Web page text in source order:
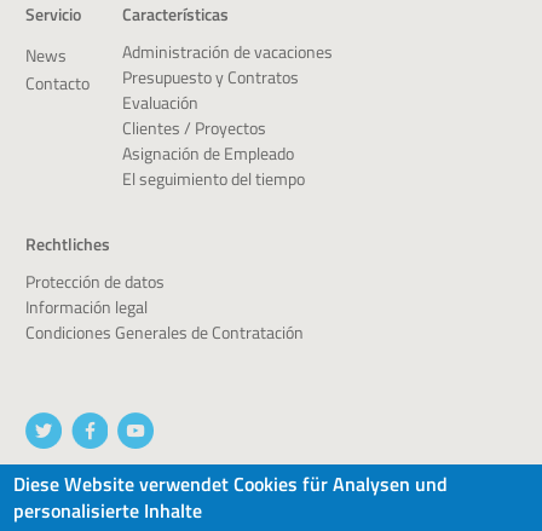
Servicio
News
Contacto
Características
Administración de vacaciones
Presupuesto y Contratos
Evaluación
Clientes / Proyectos
Asignación de Empleado
El seguimiento del tiempo
Rechtliches
Protección de datos
Información legal
Condiciones Generales de Contratación
Diese Website verwendet Cookies für Analysen und
personalisierte Inhalte